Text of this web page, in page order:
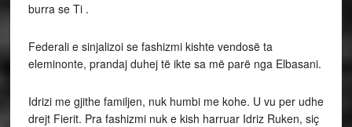
burra se Ti .
Federali e sinjalizoi se fashizmi kishte vendosë ta
eleminonte, prandaj duhej të ikte sa më parë nga Elbasani.
Idrizi me gjithe familjen, nuk humbi me kohe. U vu per udhe
drejt Fierit. Pra fashizmi nuk e kish harruar Idriz Ruken, siç